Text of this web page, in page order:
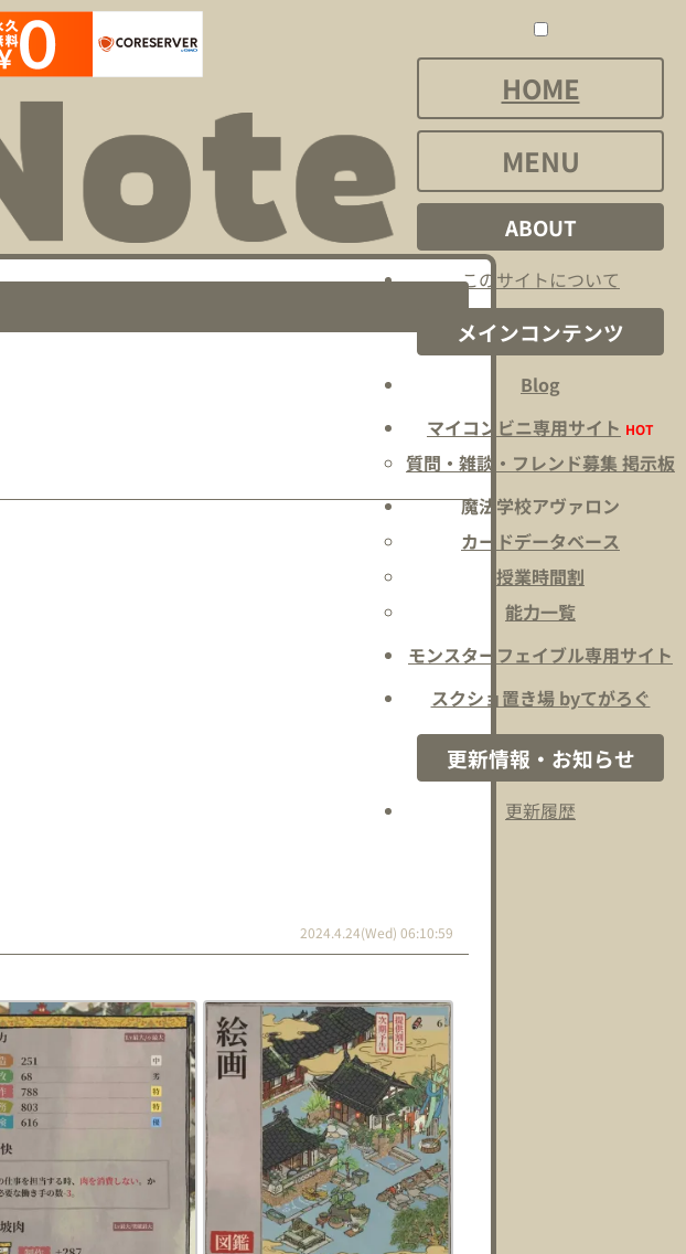
HOME
MENU
ABOUT
このサイトについて
メインコンテンツ
Blog
マイコンビニ専用サイト HOT
質問・雑談・フレンド募集 掲示板
魔法学校アヴァロン
カードデータベース
授業時間割
能力一覧
モンスターフェイブル専用サイト
スクショ置き場 byてがろぐ
更新情報・お知らせ
更新履歴
2024.4.24(Wed) 06:10:59